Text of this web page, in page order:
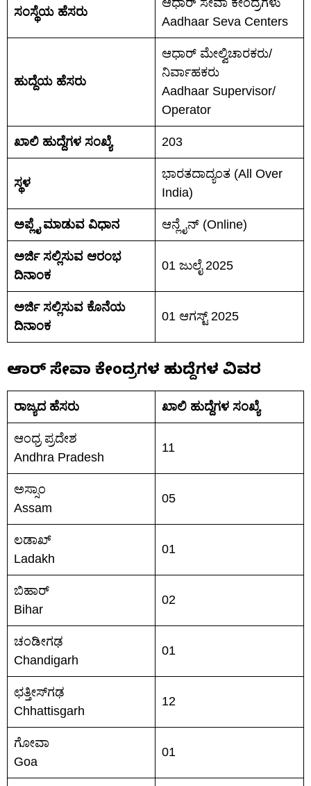
ಸಂಸ್ಥೆಯ ಹೆಸರು
ಆಧಾರ್ ಸೇವಾ ಕೇಂದ್ರಗಳು
Aadhaar Seva Centers
ಹುದ್ದೆಯ ಹೆಸರು
ಆಧಾರ್ ಮೇಲ್ವಿಚಾರಕರು/
ನಿರ್ವಾಹಕರು
Aadhaar Supervisor/
Operator
ಖಾಲಿ ಹುದ್ದೆಗಳ ಸಂಖ್ಯೆ 203
ಸ್ಥಳ
ಭಾರತದಾದ್ಯಂತ (All Over
India)
ಅಪ್ಲೈ ಮಾಡುವ ವಿಧಾನ ಆನ್ಲೈನ್ (Online)
ಅರ್ಜಿ ಸಲ್ಲಿಸುವ ಆರಂಭ
ದಿನಾಂಕ
01 ಜುಲೈ 2025
ಅರ್ಜಿ ಸಲ್ಲಿಸುವ ಕೊನೆಯ
ದಿನಾಂಕ
01 ಆಗಸ್ಟ್ 2025
ಆಧಾರ್ ಸೇವಾ ಕೇಂದ್ರಗಳ ಹುದ್ದೆಗಳ ವಿವರ
ರಾಜ್ಯದ ಹೆಸರು ಖಾಲಿ ಹುದ್ದೆಗಳ ಸಂಖ್ಯೆ
ಆಂಧ್ರ ಪ್ರದೇಶ
Andhra Pradesh
11
ಅಸ್ಸಾಂ
Assam
05
ಲಡಾಖ್
Ladakh
01
ಬಿಹಾರ್
Bihar
02
ಚಂಡೀಗಢ
Chandigarh
01
ಛತ್ತೀಸ್‌ಗಢ
Chhattisgarh
12
ಗೋವಾ
Goa
01